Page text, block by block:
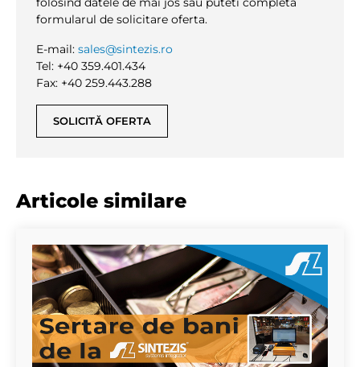
formularul de solicitare oferta.
E-mail: sales@sintezis.ro
Tel: +40 359.401.434
Fax: +40 259.443.288
SOLICITĂ OFERTA
Articole similare